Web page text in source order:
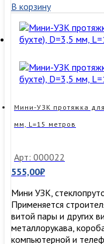
протяжка
для
кабеля(кондуктор)
D=4,5
мм,
В корзину
Мини-УЗК протяжка
мм, L=15 метров
Арт: 000022
555,00₽
Мини УЗК,
Применяется
витой пары и других
металлорукава,
компьютерной и